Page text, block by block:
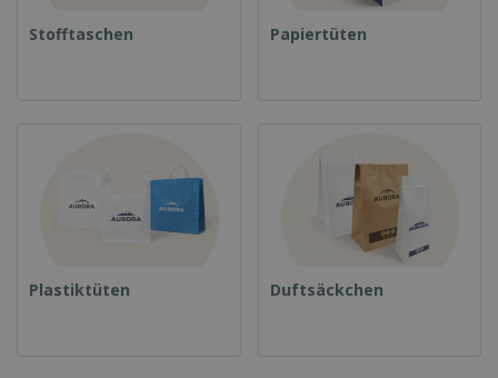
Stofftaschen Papiertüten
Plastiktüten Duftsäckchen